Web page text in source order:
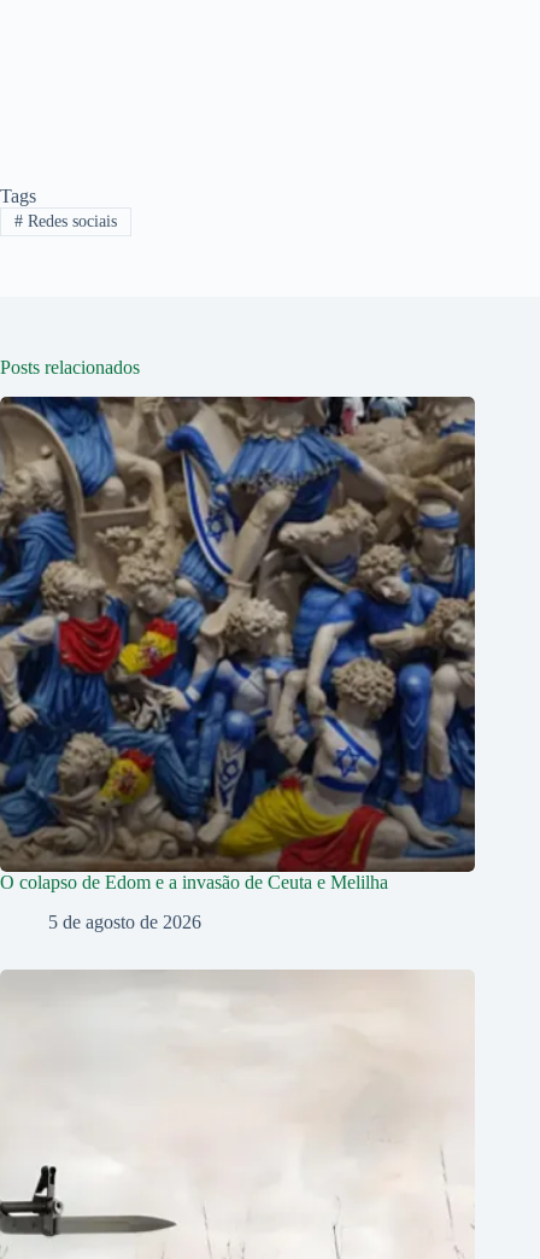
Tags
#Redes sociais
Posts relacionados
O colapso de Edom e a invasão de Ceuta e Melilha
5 de agosto de 2026